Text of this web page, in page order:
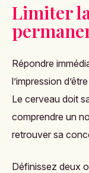
Limiter
Répondre
l’impression
Le cerveau doit
comprendre un
retrouver sa
Définissez deux